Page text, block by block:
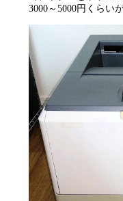
3000～5000円くらい